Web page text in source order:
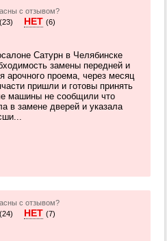
с отзывом?
(23) НЕТ (6)
Сатурн в Челябинске
замены передней и
арочного проема, через месяц
пришли и готовы принять
машины не сообщили что
в замене дверей и указала
с отзывом?
(24) НЕТ (7)